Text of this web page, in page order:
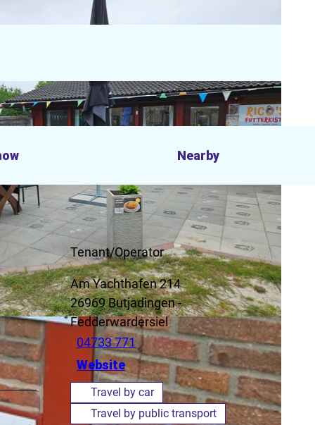
Nearby
Tenant/Operator
Am Yachthafen 214
26969Butjadingen-
Fedderwardersiel
04733 771
Website
Travel by car
Travel by public transport